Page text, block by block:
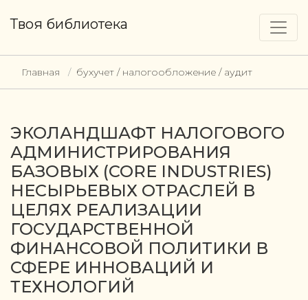
Твоя библиотека
Главная бухучет / налогообложение / аудит
ЭКОЛАНДШАФТ НАЛОГОВОГО
АДМИНИСТРИРОВАНИЯ
БАЗОВЫХ (CORE INDUSTRIES)
НЕСЫРЬЕВЫХ ОТРАСЛЕЙ В
ЦЕЛЯХ РЕАЛИЗАЦИИ
ГОСУДАРСТВЕННОЙ
ФИНАНСОВОЙ ПОЛИТИКИ В
СФЕРЕ ИННОВАЦИЙ И
ТЕХНОЛОГИЙ